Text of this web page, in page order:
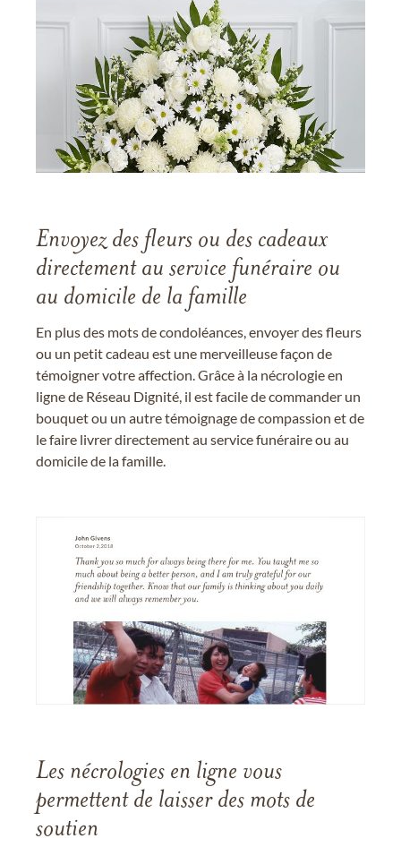
Envoyez des fleurs ou des cadeaux
directement au service funéraire ou
au domicile de la famille
En plus des mots de condoléances, envoyer des fleurs
ou un petit cadeau est une merveilleuse façon de
témoigner votre affection. Grâce à la nécrologie en
ligne de Réseau Dignité, il est facile de commander un
bouquet ou un autre témoignage de compassion et de
le faire livrer directement au service funéraire ou au
domicile de la famille.
Les nécrologies en ligne vous
permettent de laisser des mots de
soutien